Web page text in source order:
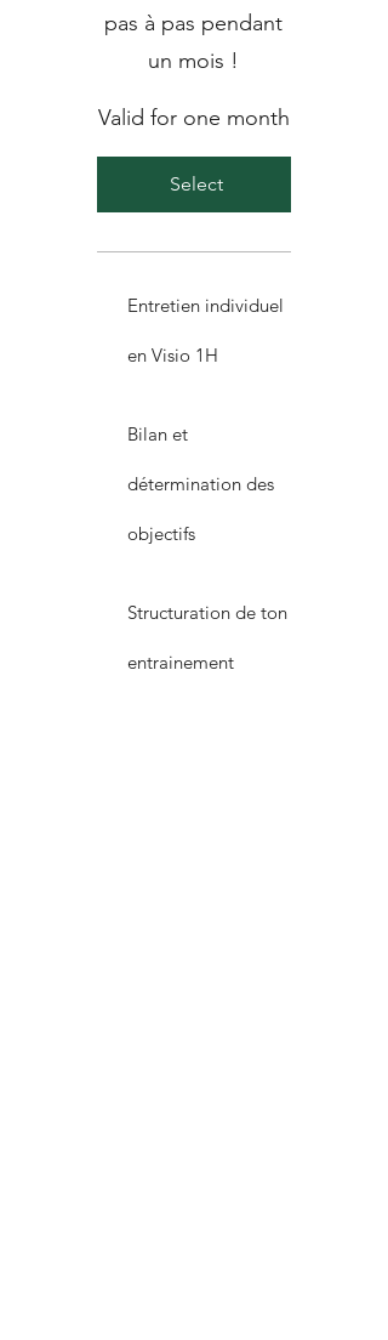
pas à pas pendant
un mois !
Valid for one month
Select
Entretien individuel
en Visio 1H
Bilan et
détermination des
objectifs
Structuration de ton
entrainement